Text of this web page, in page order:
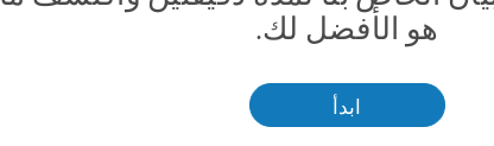
هو الأفضل لك.
ابدأ